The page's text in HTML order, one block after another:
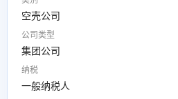
空壳公司
公司类型
集团公司
纳税
一般纳税人